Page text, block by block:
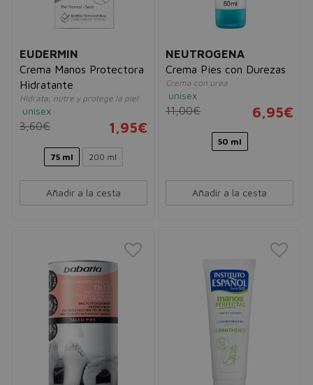
EUDERMIN
Crema Manos Protectora
Hidratante
Hidrata, nutre y protege la piel
unisex
3,60€ 1,95€
75 ml 200 ml
Añadir a la cesta
NEUTROGENA
Crema Pies con Durezas
Crema con urea
unisex
11,00€ 6,95€
50 ml
Añadir a la cesta